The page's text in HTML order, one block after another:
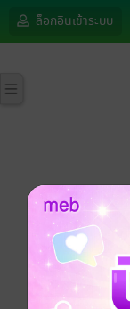
ล็อกอินเข้าระบบ
กรุณาเข้